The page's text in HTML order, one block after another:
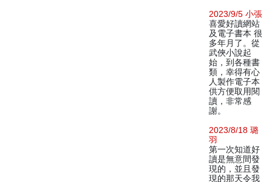
2023/9/5 小張
喜愛好讀網站
及電子書本 很
多年月了。從
武俠小說起
始，到各種書
類，幸得有心
人製作電子本
供方便取用閱
讀，非常感
謝。
2023/8/18 璐
羽
第一次知道好
讀是無意間發
現的，並且發
現的那天令我